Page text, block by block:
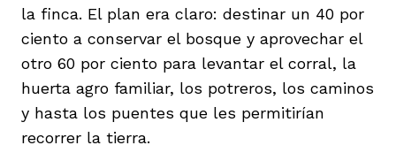
la finca. El plan era claro: destinar un 40 por
ciento a conservar el bosque y aprovechar el
otro 60 por ciento para levantar el corral, la
huerta agro familiar, los potreros, los caminos
y hasta los puentes que les permitirían
recorrer la tierra.